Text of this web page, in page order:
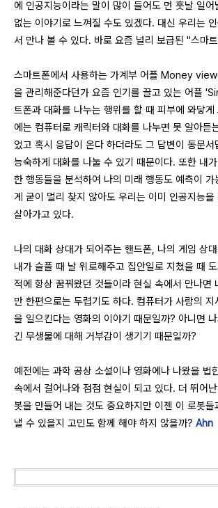
에 인공지능이라는 말이 많이 들어도 먼 훗날 일
없는 이야기로 느껴질 수도 있겠다. 대신 우리는
서 만나 볼 수 있다. 바로 요즘 널리 보급된 "스마
스마트폰에서 사용하는 가계부 어플 Money
을 관리해준다던가 요즘 인기를 끌고 있는 어플
트폰과 대화를 나누는 행위를 할 때 피부에 와닿
에는 컴퓨터로 캐릭터와 대화를 나누면 못 알아듣
었고 혹시 응답이 온다 하더라도 그 답변이 동문서
능숙하게 대화를 나눌 수 있기 때문이다. 또한 내
한 행동들을 분석하여 나의 미래 행동도 예측이 가
게 굳이 멀리 찾지 않아도 우리는 이미 인공지능을
살아가고 있다.
나의 대화 상대가 되어주는 핸드폰, 나의 게임 상
내가 슬플 때 날 위로해주고 집안일로 지쳤을 때
적에 항상 꿈꿔왔던 것들이라 현실 속에서 만나면
만 한편으로는 두렵기도 하다. 컴퓨터가 사람의
을 일으킨다는 영화의 이야기 때문일까? 아니면
긴 무생물에 대해 거부감이 생기기 때문일까?
예전에는 과학 공상 소설이나 영화에나 나왔을 법
속에서 걸어나와 점점 현실이 되고 있다. 더 뛰어
봇을 만들어 내는 것도 중요하지만 이젠 이 로봇들
낼 수 있을지 고민도 함께 해야 하지 않을까? Ahn